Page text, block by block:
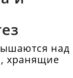
над
хранящие